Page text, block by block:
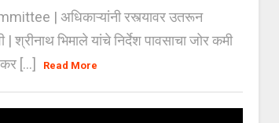
| अधिकाऱ्यांनी रस्त्यावर उतरून
श्रीनाथ भिमाले यांचे निर्देश पावसाचा जोर कमी
[...]
Read More